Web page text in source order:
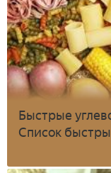
Быстрые
Список